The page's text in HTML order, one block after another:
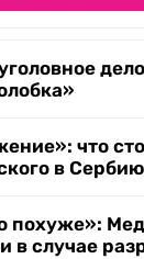
что
в Сербию
похуже»:
в случае